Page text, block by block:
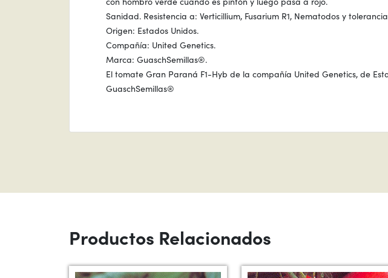
Sanidad. Resistencia a: Verticillium, Fusarium R1, Nematodos y
Origen: Estados Unidos.
Compañía: United Genetics.
Marca: GuaschSemillas®.
El tomate Gran Paraná F1-Hyb de la compañía United Genetics, de
GuaschSemillas®
Productos Relacionados